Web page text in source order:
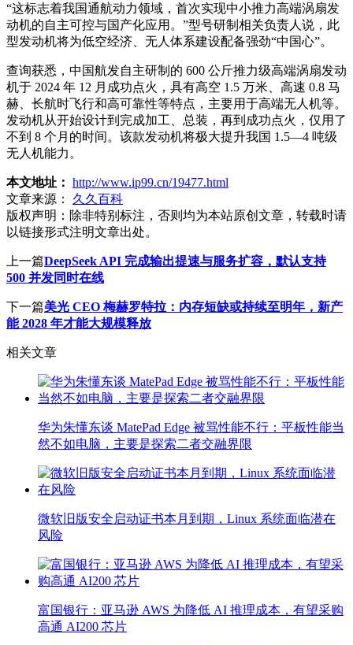
“这标志着我国通航动力领域，首次实现中小推力高端涡扇发
动机的自主可控与国产化应用。”型号研制相关负责人说，此
型发动机将为低空经济、无人体系建设配备强劲“中国心”。
查询获悉，中国航发自主研制的 600 公斤推力级高端涡扇发动
机于 2024 年 12 月成功点火，具有高空 1.5 万米、高速 0.8 马
赫、长航时飞行和高可靠性等特点，主要用于高端无人机等。
发动机从开始设计到完成加工、总装，再到成功点火，仅用了
不到 8 个月的时间。该款发动机将极大提升我国 1.5—4 吨级
无人机能力。
本文地址： http://www.ip99.cn/19477.html
文章来源：
久久百科
版权声明： 除非特别标注，否则均为本站原创文章，转载时请
以链接形式注明文章出处。
上一篇DeepSeek API 完成输出提速与服务扩容，默认支持
500 并发同时在线
下一篇美光 CEO 梅赫罗特拉：内存短缺或持续至明年，新产
能 2028 年才能大规模释放
相关文章
华为朱懂东谈 MatePad Edge 被骂性能不行：平板性能当
然不如电脑，主要是探索二者交融界限
微软旧版安全启动证书本月到期，Linux 系统面临潜在
风险
富国银行：亚马逊 AWS 为降低 AI 推理成本，有望采购
高通 AI200 芯片